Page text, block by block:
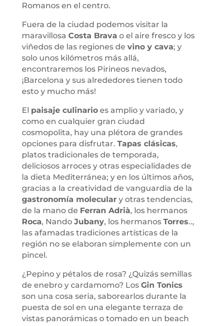
Romanos en el centro.
Fuera de la ciudad podemos visitar la
maravillosa Costa Brava o el aire fresco y los
viñedos de las regiones de vino y cava; y
solo unos kilómetros más allá,
encontraremos los Pirineos nevados,
¡Barcelona y sus alrededores tienen todo
esto y mucho más!
El paisaje culinarioes amplio y variado, y
como en cualquier gran ciudad
cosmopolita, hay una plétora de grandes
opciones para disfrutar. Tapas clásicas,
platos tradicionales de temporada,
deliciosos arroces y otras especialidades de
la dieta Mediterránea; y en los últimos años,
gracias a la creatividad de vanguardia de la
gastronomía moleculary otras tendencias,
de la mano de Ferran Adrià, los hermanos
Roca, Nando Jubany, los hermanos Torres..,
las afamadas tradiciones artísticas de la
región no se elaboran simplemente con un
pincel.
¿Pepino y pétalos de rosa? ¿Quizás semillas
de enebro y cardamomo? Los Gin Tonics
son una cosa seria, saborearlos durante la
puesta de sol en una elegante terraza de
vistas panorámicas o tomado en un beach